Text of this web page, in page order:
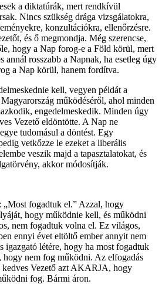
a diktatúrák, mert rendkívül
Nincs szükség drága vizsgálatokra,
konzultációkra, ellenőrzésre.
és ő megmondja. Még szerencse,
hogy a Nap forog-e a Föld körül, mert
annál rosszabb a Napnak, ha esetleg úgy
a Nap körül, hanem fordítva.
kell, vegyen példát a
működéséről, ahol minden
engedelmeskedik. Minden úgy
Vezető eldöntötte. A Nap ne
tudomásul a döntést. Egy
vetkőzze le ezeket a liberális
veszik majd a tapasztalatokat, és
akkor módosítják.
fogadtuk el.” Azzal, hogy
hogy működnie kell, és működni
nem fogadtuk volna el. Ez világos,
ennyi évet eltöltő ember annyit nem
igazgató létére, hogy ha most fogadtuk
hogy nem fog működni. Az elfogadás
kedves Vezető azt AKARJA, hogy
fog. Bármi áron.